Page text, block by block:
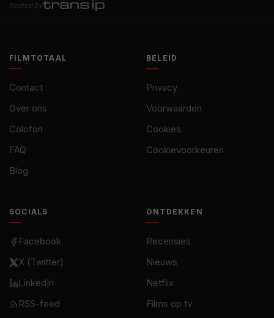
hosted by
FILMTOTAAL
Contact
Over ons
Colofon
FAQ
Blog
BELEID
Privacy
Voorwaarden
Cookies
Cookievoorkeuren
SOCIALS
Facebook
X (Twitter)
LinkedIn
RSS-feed
ONTDEKKEN
Recensies
Nieuws
Netflix
Films op tv